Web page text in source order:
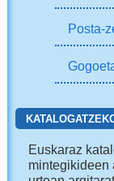
Posta-
Euskaraz
mintegikideen